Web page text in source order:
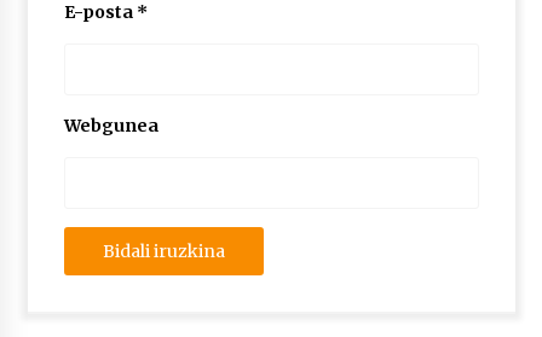
E-posta *
Webgunea